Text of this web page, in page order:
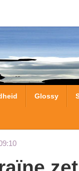
Glossy